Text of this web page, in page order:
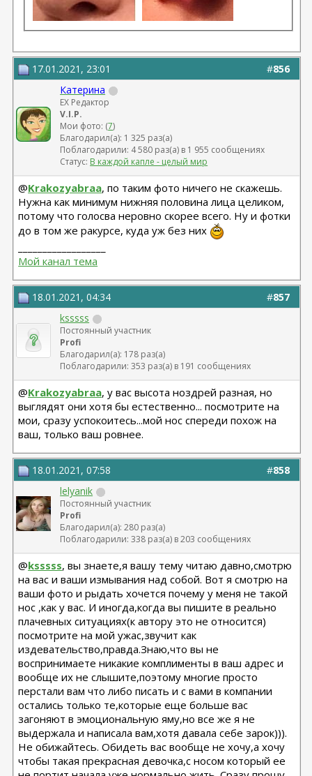
#856
17.01.2021, 23:01
Катерина
EX Редактор
V.I.P.
Мои фото: (7)
Благодарил(а): 1 325 раз(а)
Поблагодарили: 4 580 раз(а) в 1 955 сообщениях
Статус: В каждой капле - целый мир
@Krakozyabraa, по таким фото ничего не скажешь.
Нужна как минимум нижняя половина лица целиком,
потому что голосва неровно скорее всего. Ну и фотки
до в том же ракурсе, куда уж без них
Мой канал тема
#857
18.01.2021, 04:34
ksssss
Постоянный участник
Profi
Благодарил(а): 178 раз(а)
Поблагодарили: 353 раз(а) в 191 сообщениях
@Krakozyabraa, у вас высота ноздрей разная, но
выглядят они хотя бы естественно... посмотрите на
мои, сразу успокоитесь...мой нос спереди похож на
ваш, только ваш ровнее.
#858
18.01.2021, 07:58
lelyanik
Постоянный участник
Profi
Благодарил(а): 280 раз(а)
Поблагодарили: 338 раз(а) в 203 сообщениях
@ksssss, вы знаете,я вашу тему читаю давно,смотрю
на вас и ваши измывания над собой. Вот я смотрю на
ваши фото и рыдать хочется почему у меня не такой
нос ,как у вас. И иногда,когда вы пишите в реально
плачевных ситуациях(к автору это не относится)
посмотрите на мой ужас,звучит как
издевательство,правда.Знаю,что вы не
воспринимаете никакие комплименты в ваш адрес и
вообще их не слышите,поэтому многие просто
перстали вам что либо писать и с вами в компании
остались только те,которые еще больше вас
загоняют в эмоциональную яму,но все же я не
выдержала и написала вам,хотя давала себе зарок))).
Не обижайтесь. Обидеть вас вообще не хочу,а хочу
чтобы такая прекрасная девочка,с носом который ее